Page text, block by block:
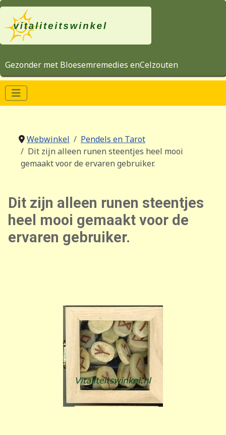
Gezonder met Bloesemremedies enCelzouten
Webwinkel
Pendels en Tarot
Dit zijn alleen runen steentjes heel mooi
gemaakt voor de ervaren gebruiker.
Dit zijn alleen runen steentjes
heel mooi gemaakt voor de
ervaren gebruiker.